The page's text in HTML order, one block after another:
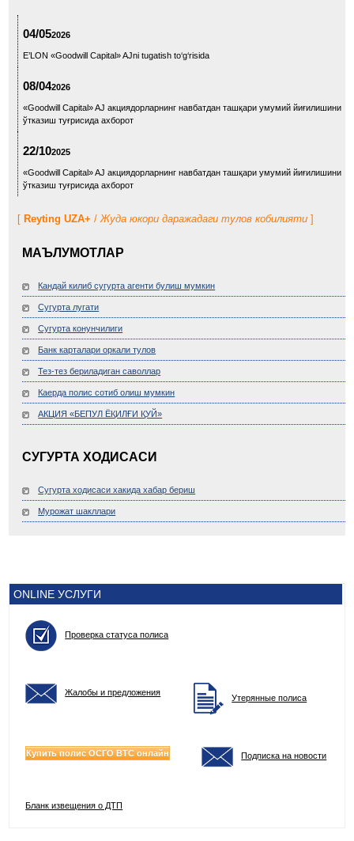
04/052026
E’LON «Goodwill Capital» AJni tugatish to‘g‘risida
08/042026
«Goodwill Capital» AJ акциядорларнинг навбатдан ташқари умумий йиғилишини
ўтказиш туғрисида ахборот
22/102025
«Goodwill Capital» AJ акциядорларнинг навбатдан ташқари умумий йиғилишини
ўтказиш туғрисида ахборот
[Reyting UZA+ /Жуда юкори даражадаги тулов кобилияти]
МАЪЛУМОТЛАР
Кандай килиб сугурта агенти булиш мумкин
Сугурта лугати
Сугурта конунчилиги
Банк карталари оркали тулов
Тез-тез бериладиган саволлар
Каерда полис сотиб олиш мумкин
АКЦИЯ «БЕПУЛ ЁҚИЛҒИ ҚУЙ»
СУГУРТА ХОДИСАСИ
Сугурта ходисаси хакида хабар бериш
Мурожат шакллари
ONLINE УСЛУГИ
Проверка статуса полиса
Жалобы и предложения
Утерянные полиса
Купить полис ОСГО ВТС онлайн Подписка на новости
Бланк извещения о ДТП